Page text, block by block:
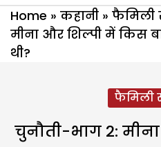
Home » कहानी » फैमिली
मीना और शिल्पी में किस
थी?
फैमिली
चुनौती-भाग 2: